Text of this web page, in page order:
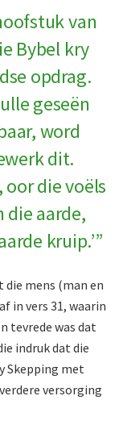
van
Bybel kry
opdrag.
geseën
word
dit.
oor die voëls
die aarde,
kruip.’”
die mens (man en
in vers 31, waarin
tevrede was dat
indruk dat die
Skepping met
versorging